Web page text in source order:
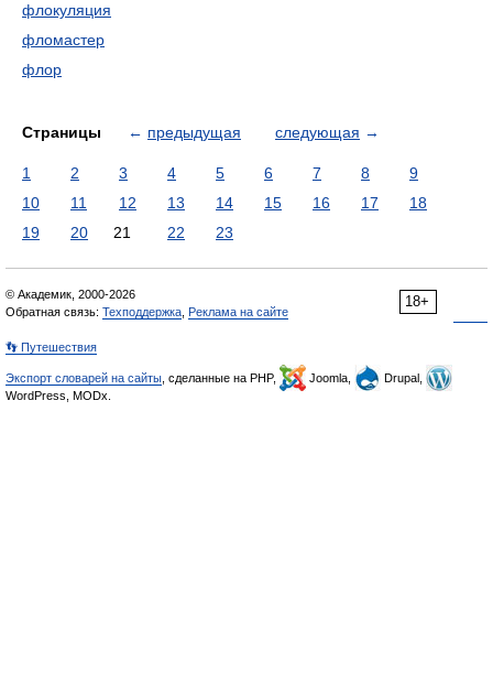
флокуляция
фломастер
флор
Страницы ← предыдущая следующая →
1 2 3 4 5 6 7 8
9
10
11 12 13 14 15 16 17
18
19
20 21 22 23
18+
© Академик, 2000-2026
Обратная связь: Техподдержка Реклама на сайте
👣 Путешествия
Экспорт словарей на сайты , сделанные на PHP, Joomla,
Drupal,
WordPress, MODx.